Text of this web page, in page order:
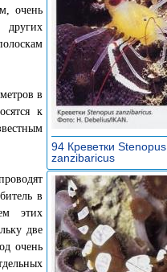
94 Креветки Stenopus
zanzibaricus
очень
других
в
к
в
этих
две
очень